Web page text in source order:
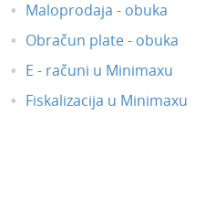
Maloprodaja - obuka
Obračun plate - obuka
E - računi u Minimaxu
Fiskalizacija u Minimaxu